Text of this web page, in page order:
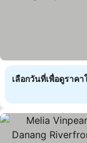
เลือกวันที่เพื่อดูราค